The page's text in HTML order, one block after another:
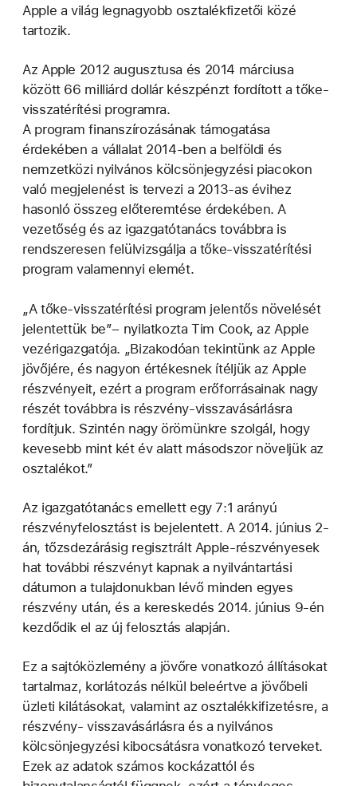
Apple a világ legnagyobb osztalékfizetői közé
tartozik.
Az Apple 2012 augusztusa és 2014 márciusa
között 66 milliárd dollár készpénzt fordított a tőke-
visszatérítési programra.
A program finanszírozásának támogatása
érdekében a vállalat 2014-ben a belföldi és
nemzetközi nyilvános kölcsönjegyzési piacokon
való megjelenést is tervezi a 2013-as évihez
hasonló összeg előteremtése érdekében. A
vezetőség és az igazgatótanács továbbra is
rendszeresen felülvizsgálja a tőke-visszatérítési
program valamennyi elemét.
„A tőke-visszatérítési program jelentős növelését
jelentettük be”– nyilatkozta Tim Cook, az Apple
vezérigazgatója. „Bizakodóan tekintünk az Apple
jövőjére, és nagyon értékesnek ítéljük az Apple
részvényeit, ezért a program erőforrásainak nagy
részét továbbra is részvény-visszavásárlásra
fordítjuk. Szintén nagy örömünkre szolgál, hogy
kevesebb mint két év alatt másodszor növeljük az
osztalékot.”
Az igazgatótanács emellett egy 7:1 arányú
részvényfelosztást is bejelentett. A 2014. június 2-
án, tőzsdezárásig regisztrált Apple-részvényesek
hat további részvényt kapnak a nyilvántartási
dátumon a tulajdonukban lévő minden egyes
részvény után, és a kereskedés 2014. június 9-én
kezdődik el az új felosztás alapján.
Ez a sajtóközlemény a jövőre vonatkozó állításokat
tartalmaz, korlátozás nélkül beleértve a jövőbeli
üzleti kilátásokat, valamint az osztalékkifizetésre, a
részvény- visszavásárlásra és a nyilvános
kölcsönjegyzési kibocsátásra vonatkozó terveket.
Ezek az adatok számos kockázattól és